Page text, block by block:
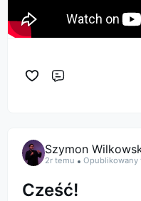
Szymon
2r temu Opublikowany
Cześć!